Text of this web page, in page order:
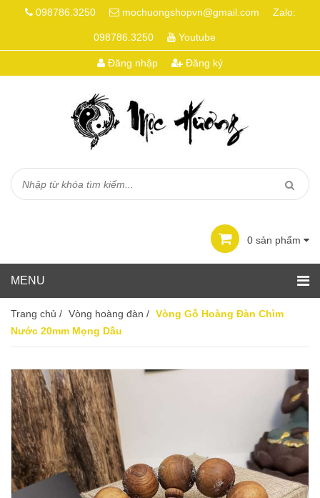
098786.3250 mochuongshopvn@gmail.com Zalo:
098786.3250 Youtube
Đăng nhập Đăng ký
0 sản phẩm
Trang chủ / Vòng hoàng đàn / Vòng Gỗ Hoàng Đàn Chìm
Nước 20mm Mọng Dầu